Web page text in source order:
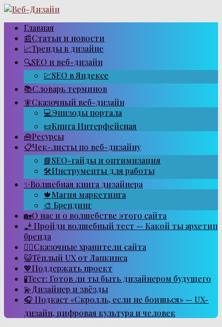
Перейти
контентуГлавная
📰Статьи и новости
📈Тренды в дизайне
🔍SEO и веб-дизайн
💹SEO в Яндексе
📚Словарь терминов
🧚Сказочный веб-дизайн
💻Эпизоды портала
📜Книга Интерфейсная
🧰Ресурсы
📋Чек-листы по веб-дизайну
📘SEO-гайды и оптимизация
🛠Инструменты для работы
✨Волшебная книга дизайнера
🍁Магия маркетинга
🎨 Брендинг
🏡О нас и о волшебстве этого сайта
🧞 Пройди волшебный тест — Какой ты архетип
бренда
🧙‍♂️Сказочные хранители сайта
😺Тёплый UX от Лапкинса
💖Поддержать проект
🧪Тест: Готов ли ты быть дизайнером будущего
💫Дизайнер и звёзды
🎧 Подкаст «Скролль, если не боишься» — UX-
дизайн, цифровая культура и человек